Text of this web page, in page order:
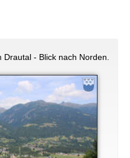
- Blick nach Norden.